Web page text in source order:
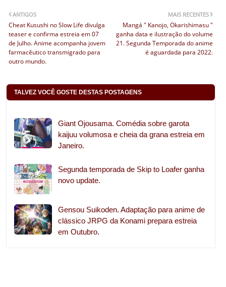
MAIS RECENTES
Mangá " Kanojo, Okarishimasu "
ganha data e ilustração do volume
21. Segunda Temporada do anime
é aguardada para 2022.
ANTIGOS
Cheat Kusushi no Slow Life divulga
teaser e confirma estreia em 07
de Julho. Anime acompanha jovem
farmacêutico transmigrado para
outro mundo.
TALVEZ VOCÊ GOSTE DESTAS POSTAGENS
Giant Ojousama. Comédia sobre garota
kaijuu volumosa e cheia da grana estreia em
Janeiro.
Segunda temporada de Skip to Loafer ganha
novo update.
Gensou Suikoden. Adaptação para anime de
clássico JRPG da Konami prepara estreia
em Outubro.